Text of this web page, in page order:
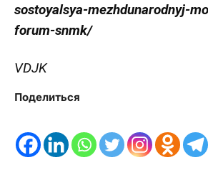
sostoyalsya-mezhdunarodnyj-
forum-snmk/
VDJK
Поделиться